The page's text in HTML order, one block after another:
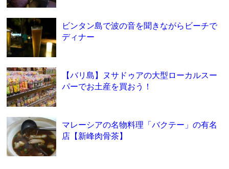
ビンタン島で波の音を聞きながらビーチで
ディナー
【バリ島】ヌサドゥアの大型ローカルスー
パーでお土産を買おう！
マレーシアの名物料理「バクテー」の有名
店【新峰肉骨茶】